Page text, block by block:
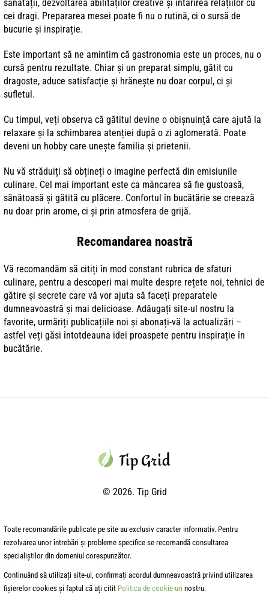
sănătății, dezvoltarea abilităților creative și întărirea relațiilor cu
cei dragi. Prepararea mesei poate fi nu o rutină, ci o sursă de
bucurie și inspirație.
Este important să ne amintim că gastronomia este un proces, nu o
cursă pentru rezultate. Chiar și un preparat simplu, gătit cu
dragoste, aduce satisfacție și hrănește nu doar corpul, ci și
sufletul.
Cu timpul, veți observa că gătitul devine o obișnuință care ajută la
relaxare și la schimbarea atenției după o zi aglomerată. Poate
deveni un hobby care unește familia și prietenii.
Nu vă străduiți să obțineți o imagine perfectă din emisiunile
culinare. Cel mai important este ca mâncarea să fie gustoasă,
sănătoasă și gătită cu plăcere. Confortul în bucătărie se creează
nu doar prin arome, ci și prin atmosfera de grijă.
Recomandarea noastră
Vă recomandăm să citiți în mod constant rubrica de sfaturi
culinare, pentru a descoperi mai multe despre rețete noi, tehnici de
gătire și secrete care vă vor ajuta să faceți preparatele
dumneavoastră și mai delicioase. Adăugați site-ul nostru la
favorite, urmăriți publicațiile noi și abonați-vă la actualizări –
astfel veți găsi întotdeauna idei proaspete pentru inspirație în
bucătărie.
© 2026. Tip Grid
Toate recomandările publicate pe site au exclusiv caracter informativ. Pentru
rezolvarea unor întrebări și probleme specifice se recomandă consultarea
specialiștilor din domeniul corespunzător.
Continuând să utilizați site-ul, confirmați acordul dumneavoastră privind utilizarea
fișierelor cookies și faptul că ați citit Politica de cookie-uri nostru.